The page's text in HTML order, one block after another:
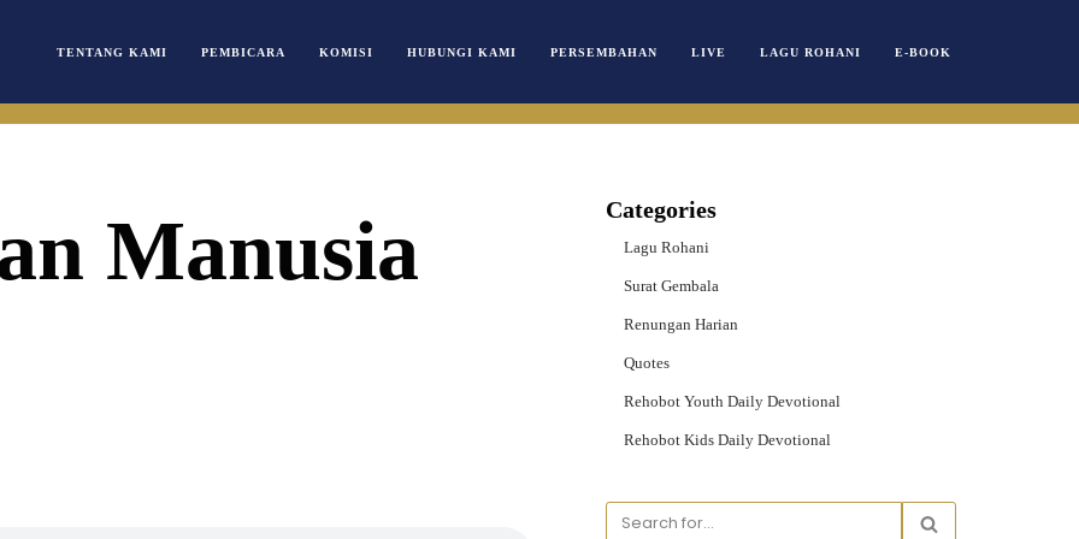
TENTANG KAMI PEMBICARA KOMISI HUBUNGI KAMI PERSEMBAHAN LIVE LAGU ROHANI E-BOOK
Manusia
Categories
Lagu Rohani
Surat Gembala
Renungan Harian
Quotes
Rehobot Youth Daily Devotional
Rehobot Kids Daily Devotional